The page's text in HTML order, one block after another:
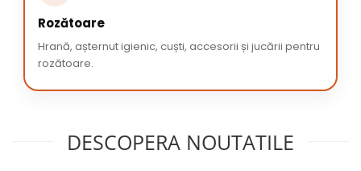
Rozătoare
Hrană, așternut igienic, cuști, accesorii și jucării pentru
rozătoare.
DESCOPERA NOUTATILE